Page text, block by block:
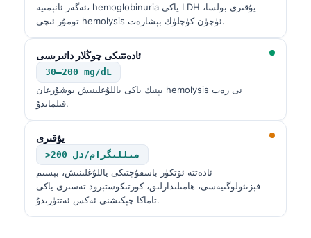
ئەگەر ئانېمىيە، hemoglobinuria ياكى LDH يۇقىرى بولسا،
تومۇر ئىچى hemolysis ئۈچۈن كۈچلۈك بېشارەت.
ئادەتتىكى چوڭلار دائىرىسى
30–200 mg/dL
يېنىك ياكى ياللۇغلىنىش يوشۇرغان hemolysis نى رەت
قىلمايدۇ.
يۇقىرى
>200 مىللىگرام/دل
ئادەتتە ئۆتكۈر باسقۇچتىكى ياللۇغلىنىش، بېسىم
فېزىئولوگىيەسى، ھامىلىدارلىق، كورتىكوستېرود تەسىرى ياكى
تاماكا چېكىشنى ئەكس ئەتتۈرىدۇ.